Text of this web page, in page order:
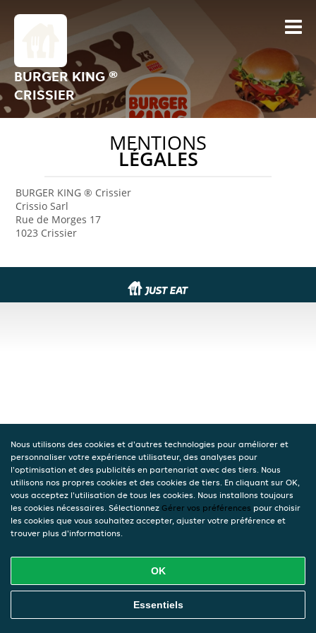
BURGER KING ®
CRISSIER
MENTIONS
LÉGALES
BURGER KING ® Crissier
Crissio Sarl
Rue de Morges 17
1023 Crissier
Nous utilisons des cookies et d'autres technologies pour améliorer et
personnaliser votre expérience utilisateur, des analyses pour
l'optimisation et des publicités en partenariat avec des tiers. Nous
utilisons nos propres cookies et des cookies de tiers. En cliquant sur OK,
vous acceptez l'utilisation de tous les cookies. Nous installons toujours
les cookies nécessaires. Sélectionnez Gérer vos préférences pour choisir
les cookies que vous souhaitez accepter, ajuster votre préférence et
trouver plus d'informations.
OK
Essentiels